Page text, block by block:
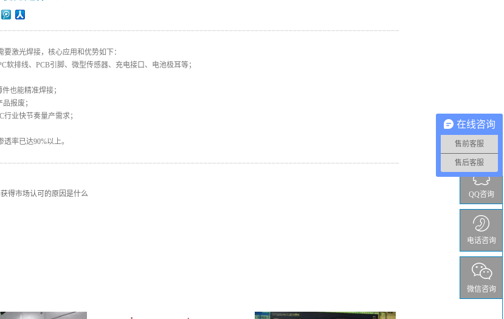
激光焊接，核心应用和优势如下：
软排线、PCB引脚、微型传感器、充电接口、电池极耳等；
也能精准焊接；
报废；
业快节奏量产需求；
率已达90%以上。
得市场认可的原因是什么 QQ咨询
电话咨询
微信咨询
在线咨询
售前客服
售后客服